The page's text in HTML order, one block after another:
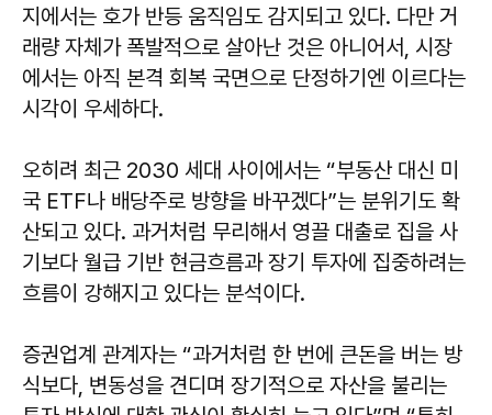
지에서는 호가 반등 움직임도 감지되고 있다. 다만 거
래량 자체가 폭발적으로 살아난 것은 아니어서, 시장
에서는 아직 본격 회복 국면으로 단정하기엔 이르다는
시각이 우세하다.
오히려 최근 2030 세대 사이에서는 “부동산 대신 미
국 ETF나 배당주로 방향을 바꾸겠다”는 분위기도 확
산되고 있다. 과거처럼 무리해서 영끌 대출로 집을 사
기보다 월급 기반 현금흐름과 장기 투자에 집중하려는
흐름이 강해지고 있다는 분석이다.
증권업계 관계자는 “과거처럼 한 번에 큰돈을 버는 방
식보다, 변동성을 견디며 장기적으로 자산을 불리는